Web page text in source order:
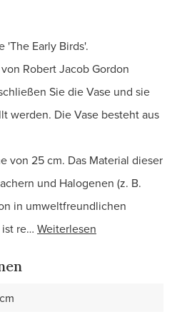
'The Early Birds'.
Robert Jacob Gordon
Sie die Vase und sie
werden. Die Vase besteht aus
von 25 cm. Das Material dieser
und Halogenen (z. B.
in umweltfreundlichen
re… Weiterlesen